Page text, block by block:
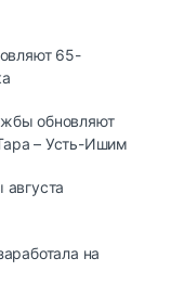
65-
обновляют
– Усть-Ишим
на